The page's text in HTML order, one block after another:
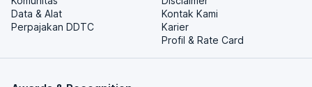
Data & Alat
Perpajakan DDTC
Kontak Kami
Karier
Profil & Rate Card